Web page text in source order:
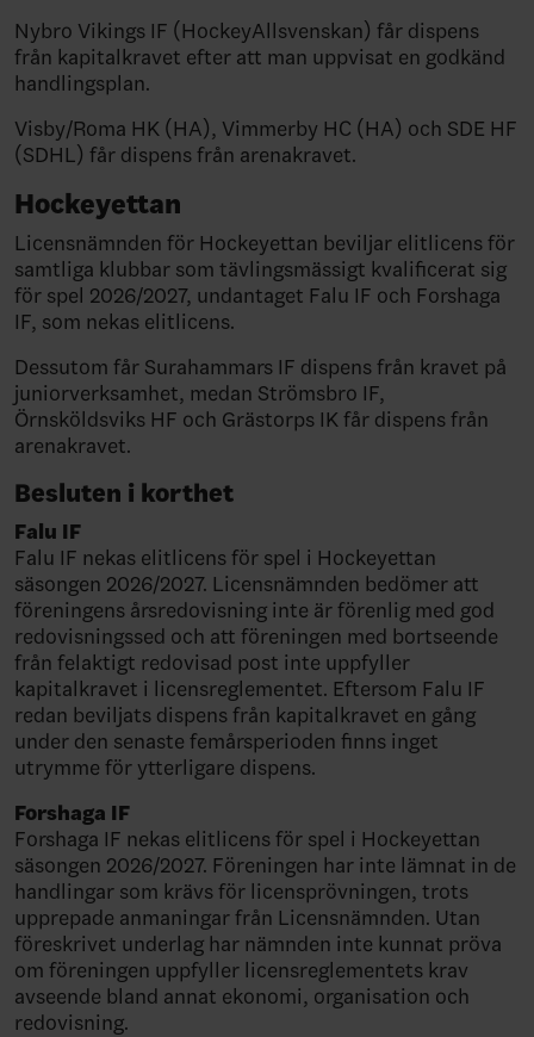
Nybro Vikings IF (HockeyAllsvenskan) får dispens
från kapitalkravet efter att man uppvisat en godkänd
handlingsplan.
Visby/Roma HK (HA), Vimmerby HC (HA) och SDE HF
(SDHL) får dispens från arenakravet.
Hockeyettan
Licensnämnden för Hockeyettan beviljar elitlicens för
samtliga klubbar som tävlingsmässigt kvalificerat sig
för spel 2026/2027, undantaget Falu IF och Forshaga
IF, som nekas elitlicens.
Dessutom får Surahammars IF dispens från kravet på
juniorverksamhet, medan Strömsbro IF,
Örnsköldsviks HF och Grästorps IK får dispens från
arenakravet.
Besluten i korthet
Falu IF
Falu IF nekas elitlicens för spel i Hockeyettan
säsongen 2026/2027. Licensnämnden bedömer att
föreningens årsredovisning inte är förenlig med god
redovisningssed och att föreningen med bortseende
från felaktigt redovisad post inte uppfyller
kapitalkravet i licensreglementet. Eftersom Falu IF
redan beviljats dispens från kapitalkravet en gång
under den senaste femårsperioden finns inget
utrymme för ytterligare dispens.
Forshaga IF
Forshaga IF nekas elitlicens för spel i Hockeyettan
säsongen 2026/2027. Föreningen har inte lämnat in de
handlingar som krävs för licensprövningen, trots
upprepade anmaningar från Licensnämnden. Utan
föreskrivet underlag har nämnden inte kunnat pröva
om föreningen uppfyller licensreglementets krav
avseende bland annat ekonomi, organisation och
redovisning.